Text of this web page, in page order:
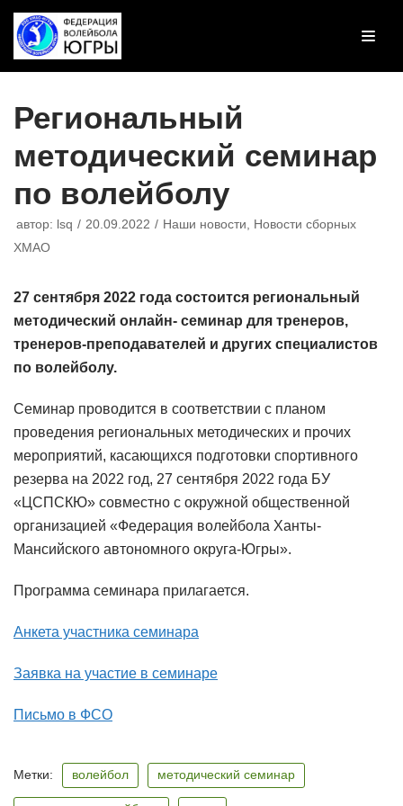
Перейти
к
Региональный
методический семинар
по волейболу
автор: lsq 20.09.2022 Наши новости
Новости сборных
ХМАО
27 сентября 2022 года состоится региональный
методический онлайн- семинар для тренеров,
тренеров-преподавателей и других специалистов
по волейболу.
Семинар проводится в соответствии с планом
проведения региональных методических и прочих
мероприятий, касающихся подготовки спортивного
резерва на 2022 год, 27 сентября 2022 года БУ
«ЦСПСКЮ» совместно с окружной общественной
организацией «Федерация волейбола Ханты-
Мансийского автономного округа-Югры».
Программа семинара прилагается.
Анкета участника семинара
Заявка на участие в семинаре
Письмо в ФСО
Метки: волейбол методический семинар